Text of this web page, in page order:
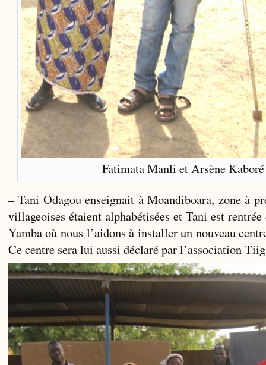
Fatimata Manli et Arsène Kaboré
– Tani Odagou enseignait à Moandiboara, zone à
villageoises étaient alphabétisées et Tani est
Yamba où nous l’aidons à installer un nouveau
Ce centre sera lui aussi déclaré par l’association